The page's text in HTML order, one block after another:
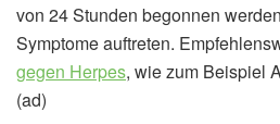
von 24 Stunden begonnen
Symptome auftreten.
gegen Herpes, wie zum Beispiel
(ad)